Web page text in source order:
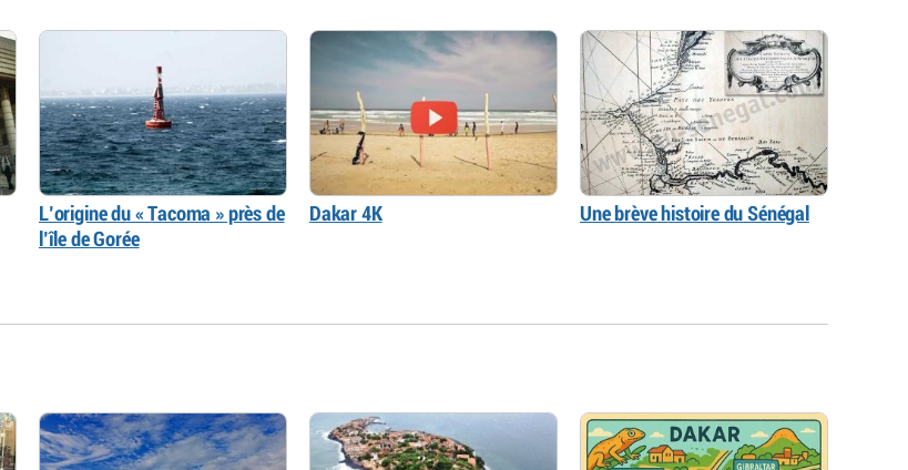
L’origine du « Tacoma » près de
l’île de Gorée
Dakar 4K Une brève histoire du Sénégal